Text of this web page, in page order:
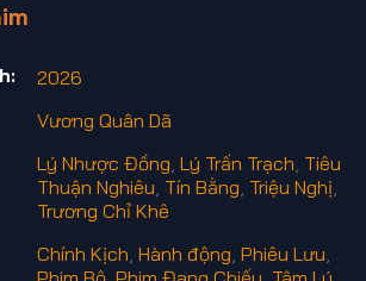
2026
Vương Quân Dã
Lý Nhược Đồng Lý Trấn Trạch Tiêu
Thuận Nghiêu Tín Bằng Triệu Nghị
Trương Chỉ Khê
Chính Kịch Hành động Phiêu Lưu